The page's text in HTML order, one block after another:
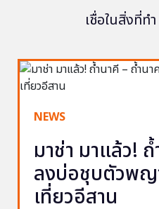
เชื่อในสิ่งที่ท
NEWS
มาช่า มาแล้ว!
ลงบ่อชุบตัวพญ
เที่ยวอีสาน